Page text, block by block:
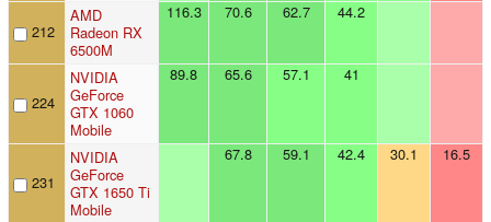
212
AMD
Radeon RX
6500M
116.3 70.6 62.7 44.2
224
NVIDIA
GeForce
GTX 1060
Mobile
89.8 65.6 57.1 41
231
NVIDIA
GeForce
GTX 1650 Ti
Mobile
67.8 59.1 42.4 30.1 16.5